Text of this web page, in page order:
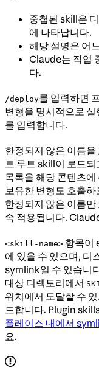
중첩된 skill은
에 나타납니다.
해당 설명은 어
Claude는 작업
다.
/deploy를 입력하면
변형을 명시적으로
를 입력합니다.
한정되지 않은 이름
트 루트 skill이 로드
목록을 해당 콘텐츠
보유한 변형도 호출
한정되지 않은 이름
속 적용됩니다.
<skill-name> 항목이
에 있을 수 있으며, 디
symlink일 수 있습니
대상 디렉토리에서
위치에서 도달할 수
드합니다. Plugin
플레이스 내에서
요.